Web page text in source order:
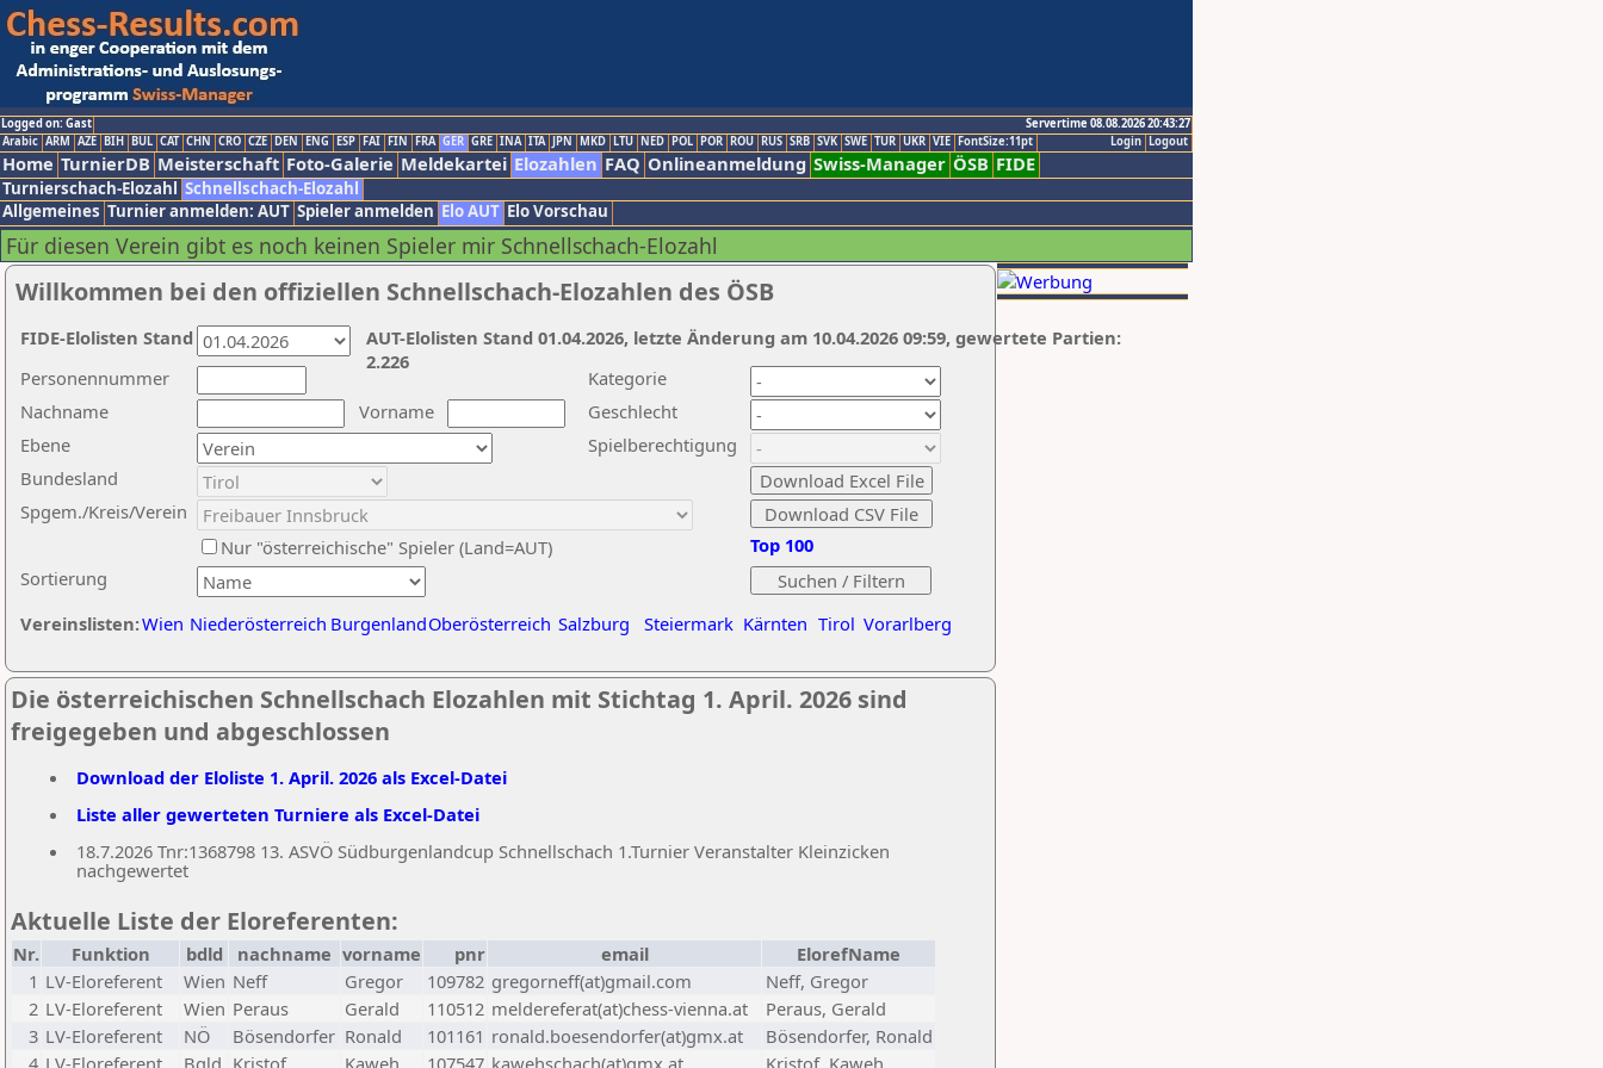
Logged on: Gast
Servertime 08.08.2026 20:43:27
Logout
Login
Arabic ARM AZE BIH BUL CAT CHN CRO CZE DEN ENG ESP FAI FIN FRA GER GRE INA ITA JPN MKD LTU NED POL POR ROU RUS SRB SVK SWE TUR UKR VIE FontSize:11pt
Home TurnierDB Meisterschaft Foto-Galerie Meldekartei Elozahlen FAQ Onlineanmeldung Swiss-Manager ÖSB FIDE
Turnierschach-Elozahl Schnellschach-Elozahl
Allgemeines Turnier anmelden: AUT Spieler anmelden Elo AUT Elo Vorschau
Für diesen Verein gibt es noch keinen Spieler mir Schnellschach-Elozahl
Willkommen bei den offiziellen Schnellschach-Elozahlen des ÖSB
Nachname
Vorname
Ebene
Kategorie
Sortierung
Personennummer
Bundesland
Spgem./Kreis/Verein
Geschlecht
Nur "österreichische" Spieler (Land=AUT)
Spielberechtigung
Vereinslisten:Wien Niederösterreich BurgenlandOberösterreich Salzburg Steiermark Kärnten Tirol Vorarlberg
Top 100
AUT-Elolisten Stand 01.04.2026, letzte Änderung am 10.04.2026 09:59, gewertete Partien:
2.226
FIDE-Elolisten Stand
Die österreichischen Schnellschach Elozahlen mit Stichtag 1. April. 2026 sind
freigegeben und abgeschlossen
Download der Eloliste 1. April. 2026 als Excel-Datei
Liste aller gewerteten Turniere als Excel-Datei
18.7.2026 Tnr:1368798 13. ASVÖ Südburgenlandcup Schnellschach 1.Turnier Veranstalter Kleinzicken
nachgewertet
Aktuelle Liste der Eloreferenten:
Nr. Funktion bdld nachname vorname pnr email
ElorefName
1 LV-Eloreferent Wien Neff Gregor 109782 gregorneff(at)gmail.com
Neff, Gregor
2 LV-Eloreferent Wien Peraus Gerald 110512 meldereferat(at)chess-vienna.at
Peraus, Gerald
3 LV-Eloreferent NÖ Bösendorfer Ronald 101161 ronald.boesendorfer(at)gmx.at
Bösendorfer, Ronald